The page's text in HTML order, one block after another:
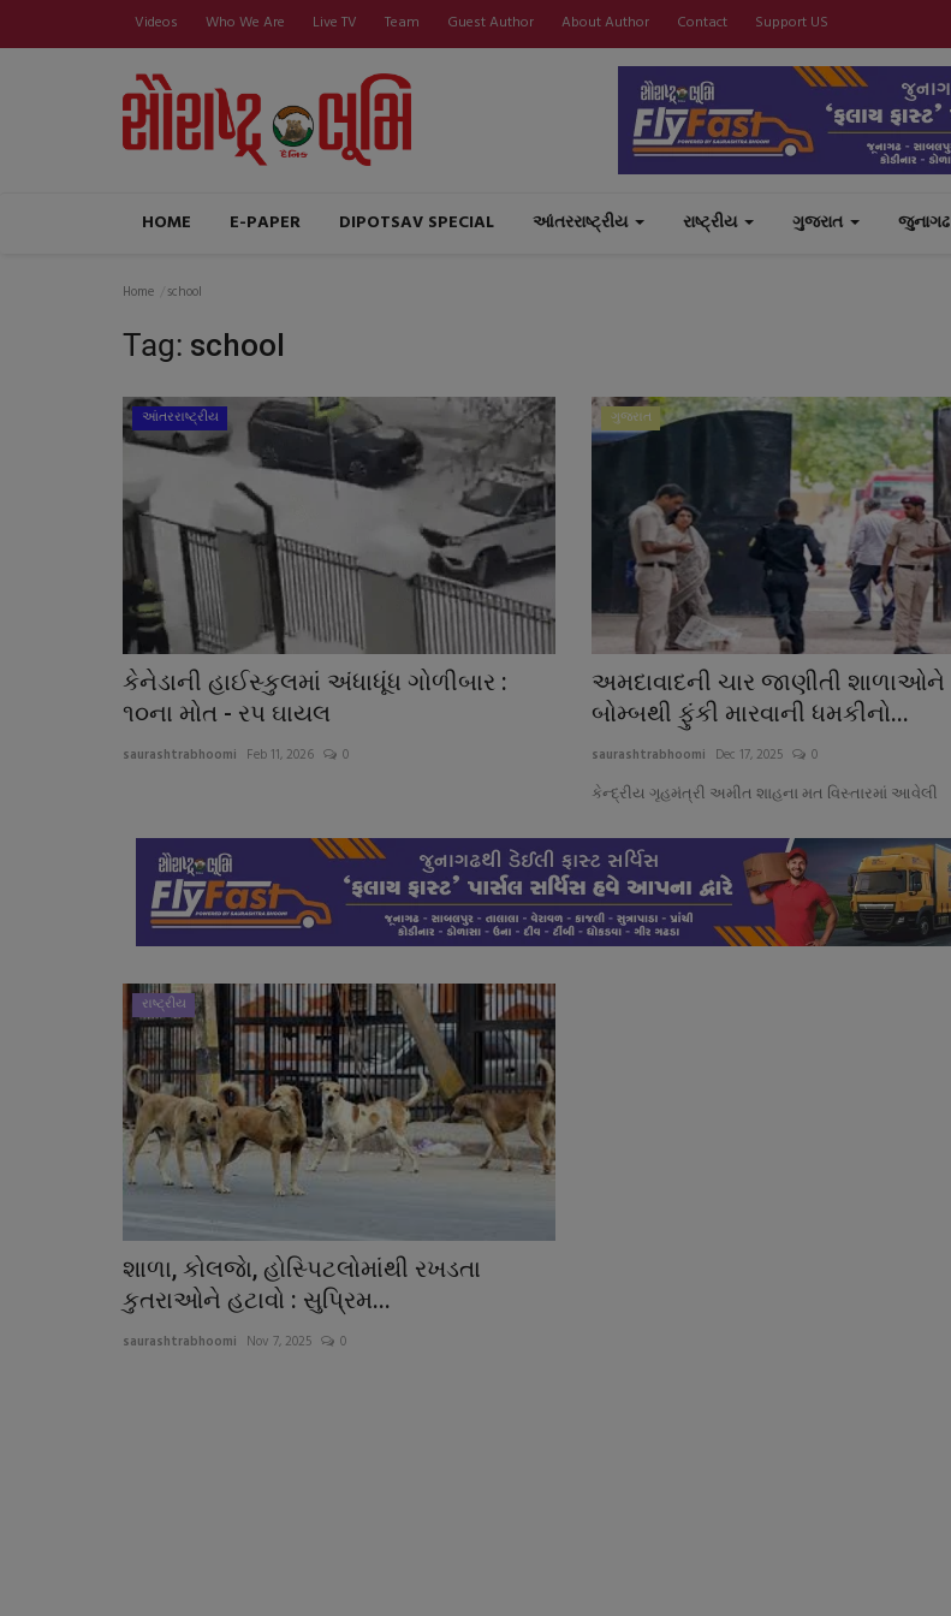
Videos Who We Are Live TV Team Guest Author About Author Contact Support US
HOME E-PAPER DIPOTSAV SPECIAL આંતરરાષ્ટ્રીય રાષ્ટ્રીય ગુજરાત જુનાગઢ
Home school
Tag: school
આંતરરાષ્ટ્રીય
કેનેડાની હાઈસ્કુલમાં અંધાધૂંધ ગોળીબાર :
૧૦ના મોત - રપ ઘાયલ
saurashtrabhoomi Feb 11, 2026 0
ગુજરાત
અમદાવાદની ચાર જાણીતી શાળાઓને
બોમ્બથી ફુંકી મારવાની ધમકીનો...
saurashtrabhoomi Dec 17, 2025 0
કેન્દ્રીય ગૃહમંત્રી અમીત શાહના મત વિસ્તારમાં આવેલી
રાષ્ટ્રીય
શાળા, કોલજાે, હોસ્પિટલોમાંથી રખડતા
કુતરાઓને હટાવો : સુપ્રિમ...
saurashtrabhoomi Nov 7, 2025 0